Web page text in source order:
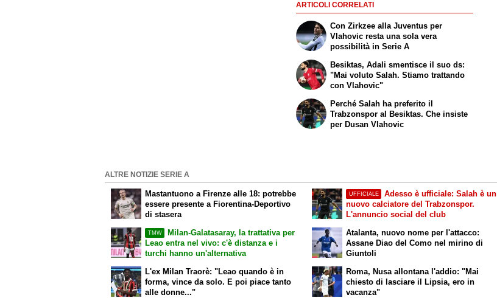
ARTICOLI CORRELATI
Con Zirkzee alla Juventus per
Vlahovic resta una sola vera
possibilità in Serie A
Besiktas, Adali smentisce il suo ds:
"Mai voluto Salah. Stiamo trattando
con Vlahovic"
Perché Salah ha preferito il
Trabzonspor al Besiktas. Che insiste
per Dusan Vlahovic
ALTRE NOTIZIE SERIE A
Mastantuono a Firenze alle 18: potrebbe
essere presente a Fiorentina-Deportivo
di stasera
TMW
Milan-Galatasaray, la trattativa per
Leao entra nel vivo: c'è distanza e i
turchi hanno un'alternativa
UFFICIALE
Adesso è ufficiale: Salah è un
nuovo calciatore del Trabzonspor.
L'annuncio social del club
Atalanta, nuovo nome per l'attacco:
Assane Diao del Como nel mirino di
Giuntoli
L'ex Milan Traorè: "Leao quando è in
forma, vince da solo. E poi piace tanto
alle donne..."
Roma, Nusa allontana l'addio: "Mai
chiesto di lasciare il Lipsia, ero in
vacanza"